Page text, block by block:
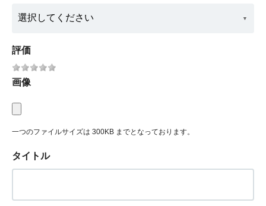
評価
画像
一つのファイルサイズは 300KB までとなっております。
タイトル